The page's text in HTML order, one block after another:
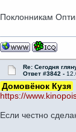
Поклонникам
Re: Сегодня
Ответ #3842 -
Домовёнок Кузя
https://
Если честно